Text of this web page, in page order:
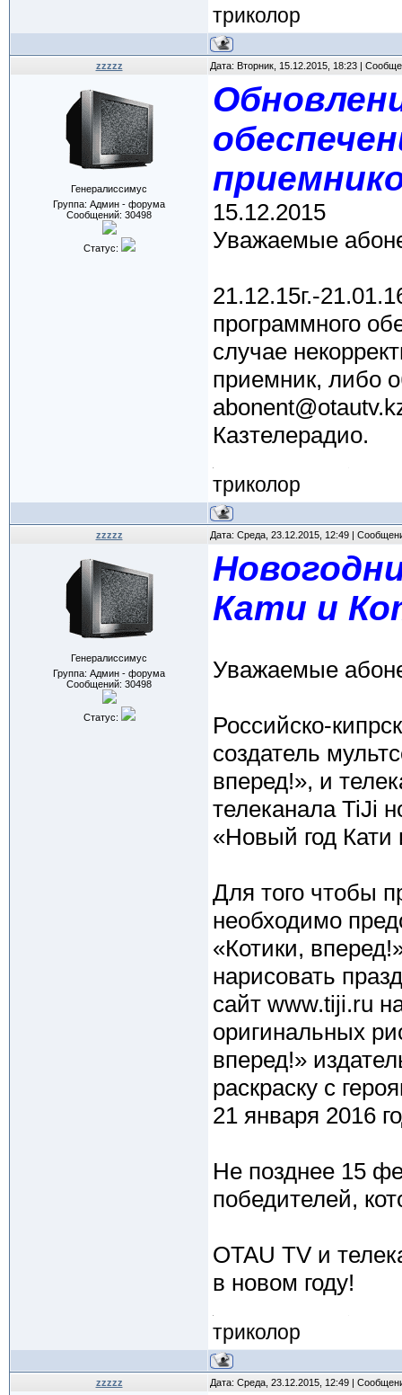
триколор
zzzzz Дата: Вторник, 15.12.2015, 18:23 |
Генералиссимус
Группа: Админ - форума
Сообщений: 30498
Статус:
15.12.2015
Уважаемые
21.12.15г.-
программного
случае
приемник, либо
Казтелерадио.
триколор
zzzzz Дата: Среда, 23.12.2015, 12:49 |
Генералиссимус
Группа: Админ - форума
Сообщений: 30498
Статус:
Кати и
Уважаемые
Российско-
создатель
вперед!», и
телеканала TiJi
«Новый год Кати
Для того чтобы
необходимо
«Котики,
нарисовать
сайт www.tiji.ru
оригинальных
вперед!»
раскраску с
21 января 2016
Не позднее 15
победителей,
OTAU TV и
в новом году!
триколор
zzzzz Дата: Среда, 23.12.2015, 12:49 |